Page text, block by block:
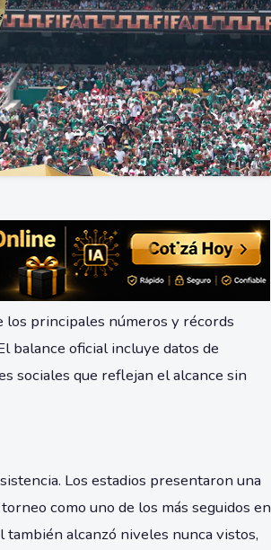
los principales números y récords
balance oficial incluye datos de
sociales que reflejan el alcance sin
Los estadios presentaron una
como uno de los más seguidos en
alcanzó niveles nunca vistos,